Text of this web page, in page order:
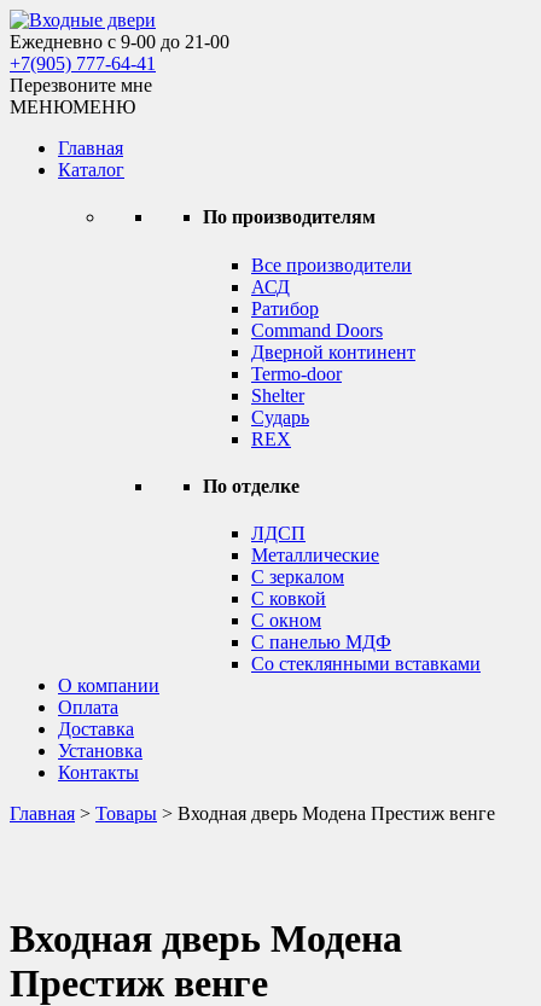
Skip
to
content
Входные двери
Ежедневно с 9-00 до 21-00
+7(905) 777-64-41
Перезвоните мне
МЕНЮМЕНЮ
Главная
Каталог
По производителям
Все производители
АСД
Ратибор
Command Doors
Дверной континент
Termo-door
Shelter
Сударь
REX
По отделке
ЛДСП
Металлические
С зеркалом
С ковкой
С окном
С панелью МДФ
Со стеклянными вставками
О компании
Оплата
Доставка
Установка
Контакты
Главная > Товары > Входная дверь Модена Престиж венге
Входная дверь Модена
Престиж венге